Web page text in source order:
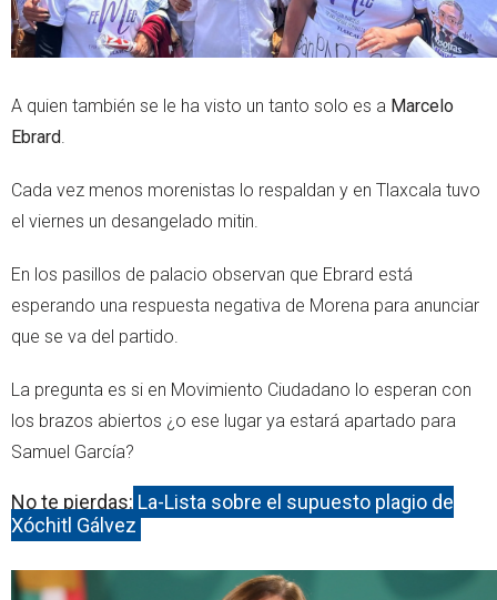
A quien también se le ha visto un tanto solo es a Marcelo
Ebrard.
Cada vez menos morenistas lo respaldan y en Tlaxcala tuvo
el viernes un desangelado mitin.
En los pasillos de palacio observan que Ebrard está
esperando una respuesta negativa de Morena para anunciar
que se va del partido.
La pregunta es si en Movimiento Ciudadano lo esperan con
los brazos abiertos ¿o ese lugar ya estará apartado para
Samuel García?
No te pierdas: La-Lista sobre el supuesto plagio de
Xóchitl Gálvez